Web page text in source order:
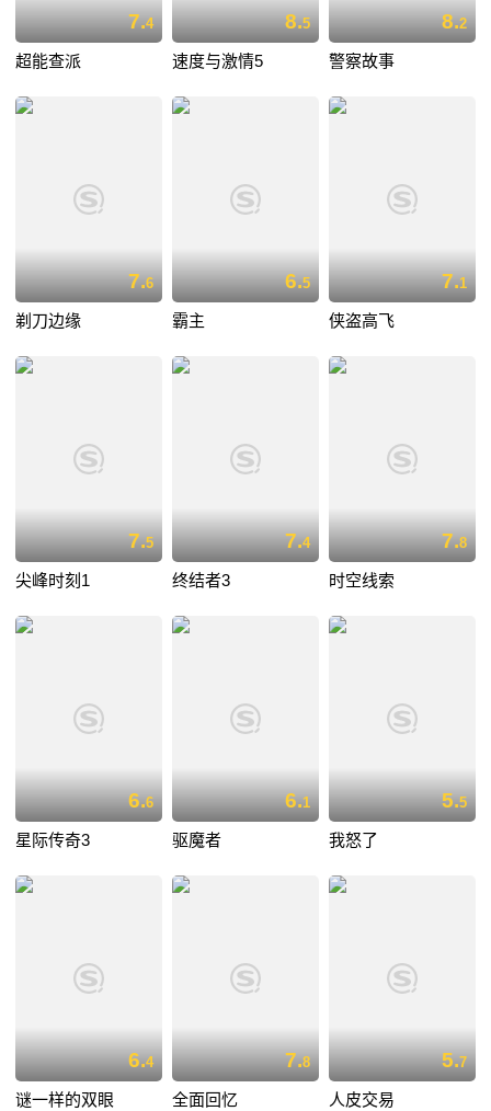
7.4
超能查派
8.5
速度与激情5
8.2
警察故事
7.6
剃刀边缘
6.5
霸主
7.1
侠盗高飞
7.5
尖峰时刻1
7.4
终结者3
7.8
时空线索
6.6
星际传奇3
6.1
驱魔者
5.5
我怒了
6.4
谜一样的双眼
7.8
全面回忆
5.7
人皮交易